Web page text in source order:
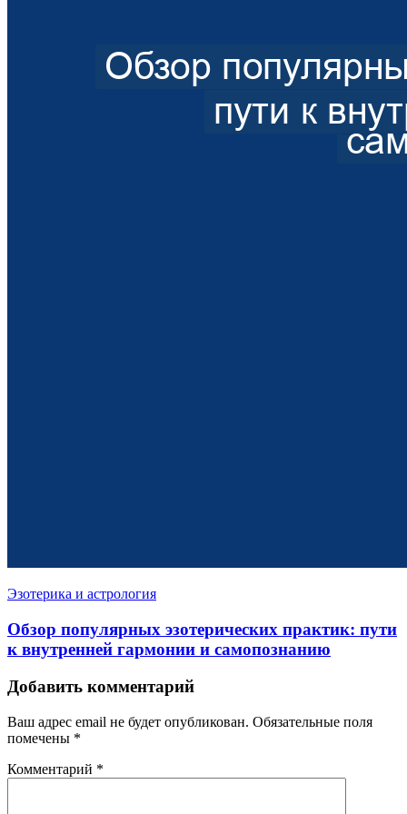
Эзотерика и астрология
Обзор популярных эзотерических практик: пути
к внутренней гармонии и самопознанию
Добавить комментарий
Ваш адрес email не будет опубликован. Обязательные поля
помечены *
Комментарий *